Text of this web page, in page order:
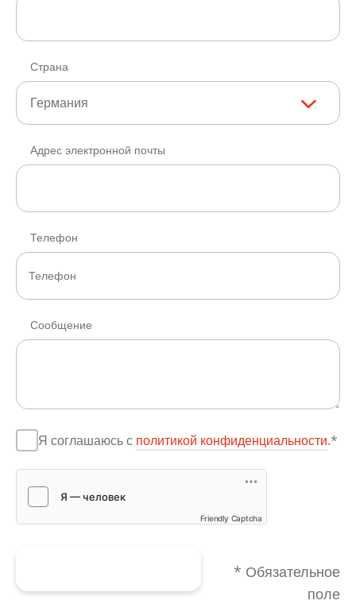
Страна
Германия
Адрес электронной почты
Телефон
Сообщение
Я соглашаюсь с политикой конфиденциальности.*
Friendly Captcha
* Обязательное
поле